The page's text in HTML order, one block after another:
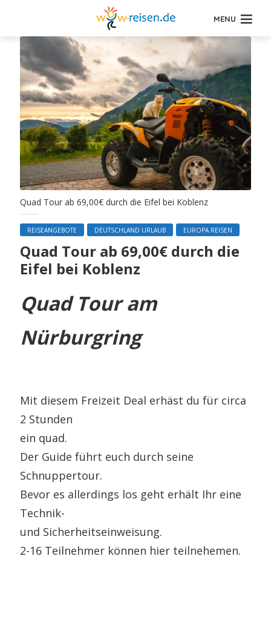
MENU
Quad Tour ab 69,00€ durch die Eifel bei Koblenz
REISEANGEBOTE DEUTSCHLAND URLAUB EUROPA REISEN
Quad Tour ab 69,00€ durch die
Eifel bei Koblenz
Quad Tour am
Nürburgring
Mit diesem Freizeit Deal erhäst du für circa
2 Stunden
ein quad.
Der Guide führt euch durch seine
Schnuppertour.
Bevor es allerdings los geht erhält Ihr eine
Technik-
und Sicherheitseinweisung.
2-16 Teilnehmer können hier teilnehemen.